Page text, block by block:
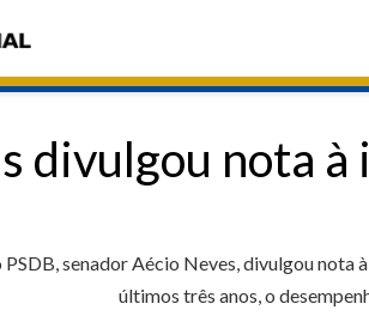
divulgou nota
senador Aécio Neves, divulgou
últimos três anos, o